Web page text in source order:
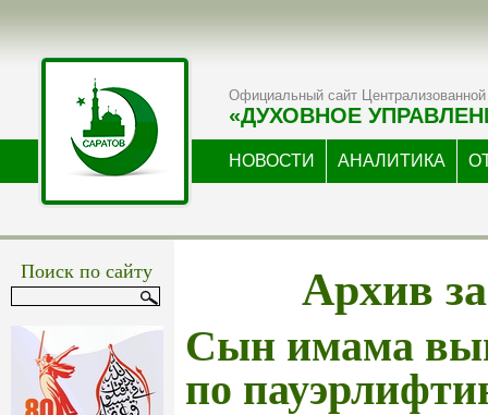
Официальный сайт Централизованной
«ДУХОВНОЕ
НОВОСТИ АНАЛИТИКА
Поиск по сайту Архив
Сын имама
по